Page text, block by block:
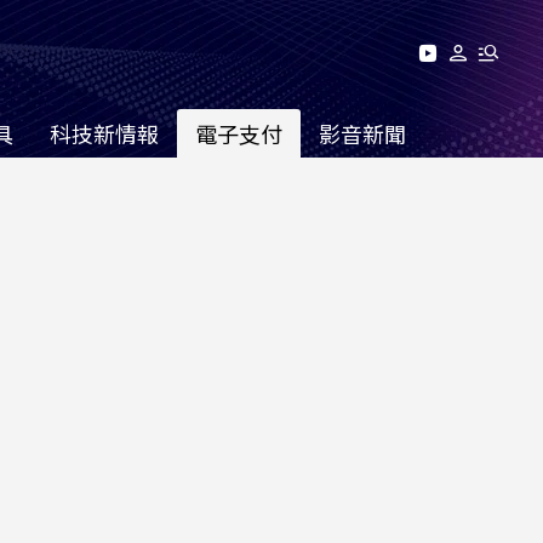
科技新情報 電子支付 影音新聞